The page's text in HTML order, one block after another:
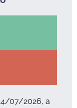
07/2026, a